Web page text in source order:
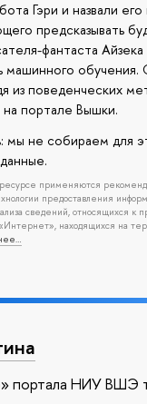
Гэри и назвали его
предсказывать
фантаста Айзека
машинного обучения.
из поведенческих
на портале Вышки.
мы не собираем для
применяются
предоставления
сведений, относящихся к
находящихся на
портала НИУ ВШЭ